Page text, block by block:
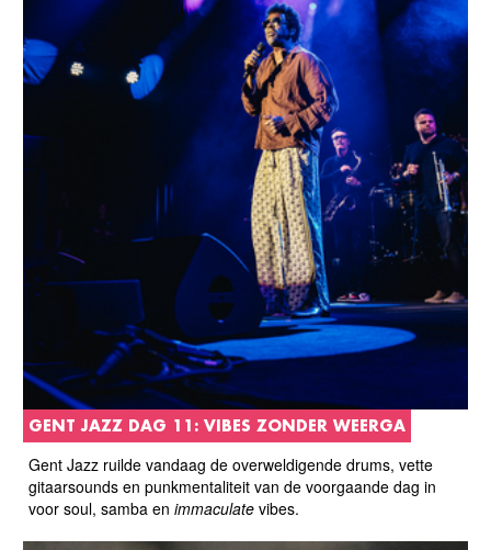
GENT JAZZ DAG 11: VIBES ZONDER WEERGA
Gent Jazz ruilde vandaag de overweldigende drums, vette
gitaarsounds en punkmentaliteit van de voorgaande dag in
voor soul, samba en immaculate vibes.